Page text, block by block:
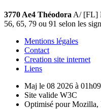
3770 Ae4 Théodora A/ [FL]
56, 65, 79 ou 91 selon les
Mentions légales
Contact
Creation site internet
Liens
Maj le 08 2026 à 01h09
Site valide W3C
Optimisé pour Mozilla,